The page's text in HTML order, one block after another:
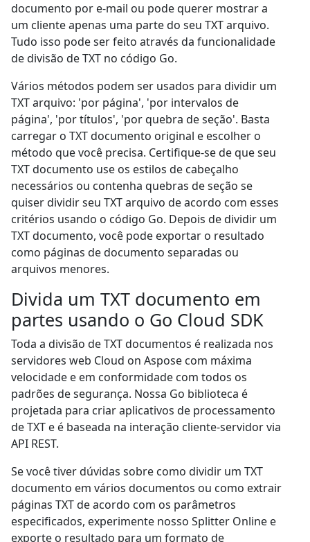
documento por e-mail ou pode querer mostrar a
um cliente apenas uma parte do seu TXT arquivo.
Tudo isso pode ser feito através da funcionalidade
de divisão de TXT no código Go.
Vários métodos podem ser usados para dividir um
TXT arquivo: 'por página', 'por intervalos de
página', 'por títulos', 'por quebra de seção'. Basta
carregar o TXT documento original e escolher o
método que você precisa. Certifique-se de que seu
TXT documento use os estilos de cabeçalho
necessários ou contenha quebras de seção se
quiser dividir seu TXT arquivo de acordo com esses
critérios usando o código Go. Depois de dividir um
TXT documento, você pode exportar o resultado
como páginas de documento separadas ou
arquivos menores.
Divida um TXT documento em
partes usando o Go Cloud SDK
Toda a divisão de TXT documentos é realizada nos
servidores web Cloud on Aspose com máxima
velocidade e em conformidade com todos os
padrões de segurança. Nossa Go biblioteca é
projetada para criar aplicativos de processamento
de TXT e é baseada na interação cliente-servidor via
API REST.
Se você tiver dúvidas sobre como dividir um TXT
documento em vários documentos ou como extrair
páginas TXT de acordo com os parâmetros
especificados, experimente nosso Splitter Online e
exporte o resultado para um formato de